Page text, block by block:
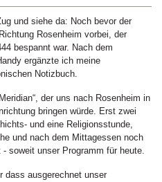
und siehe da: Noch bevor der
Rosenheim vorbei, der
bespannt war. Nach dem
ergänzte ich meine
Notizbuch.
der uns nach Rosenheim in
bringen würde. Erst zwei
und eine Religionsstunde,
und nach dem Mittagessen noch
soweit unser Programm für heute.
dass ausgerechnet unser